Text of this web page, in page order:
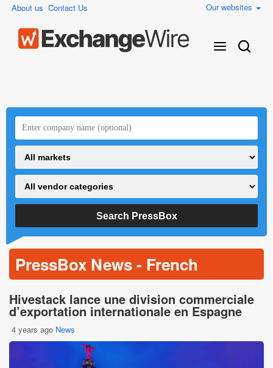
About us Contact Us Our websites
PressBox News - French
Hivestack lance une division commerciale
d’exportation internationale en Espagne
4 years ago News